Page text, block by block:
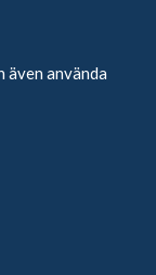
använda